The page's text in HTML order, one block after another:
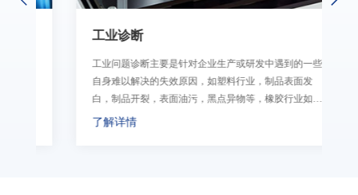
工业诊断
工业问题诊断主要是针对企业生产或研发中遇到的一些
自身难以解决的失效原因，如塑料行业，制品表面发
白，制品开裂，表面油污，黑点异物等，橡胶行业如表
面发白，异物析出；医药，食品行业，以及其它生产型
了解详情